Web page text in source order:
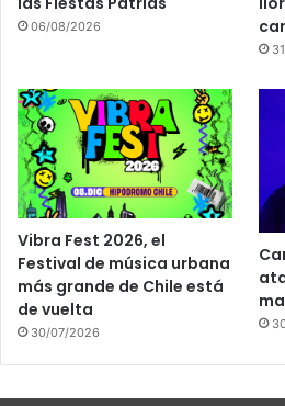
06/08/2026
Vibra Fest 2026, el
Festival de música urbana
más grande de Chile está
de vuelta
30/07/2026